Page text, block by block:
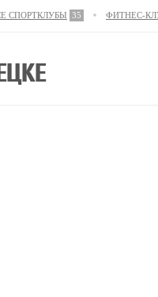
СПОРТКЛУБЫ 35 ФИТНЕС-